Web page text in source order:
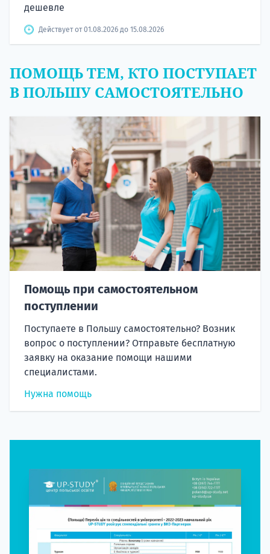
дешевле
Действует от 01.08.2026 до 15.08.2026
ПОМОЩЬ ТЕМ, КТО ПОСТУПАЕТ
В ПОЛЬШУ САМОСТОЯТЕЛЬНО
Помощь при самостоятельном
поступлении
Поступаете в Польшу самостоятельно? Возник
вопрос о поступлении? Отправьте бесплатную
заявку на оказание помощи нашими
специалистами.
Нужна помощь